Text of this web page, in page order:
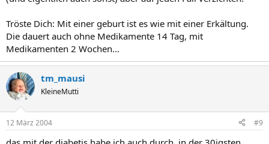
Tröste Dich: Mit einer geburt ist es wie mit einer Erkältung.
Die dauert auch ohne Medikamente 14 Tag, mit
Medikamenten 2 Wochen...
tm_mausi
KleineMutti
12 März 2004 #9